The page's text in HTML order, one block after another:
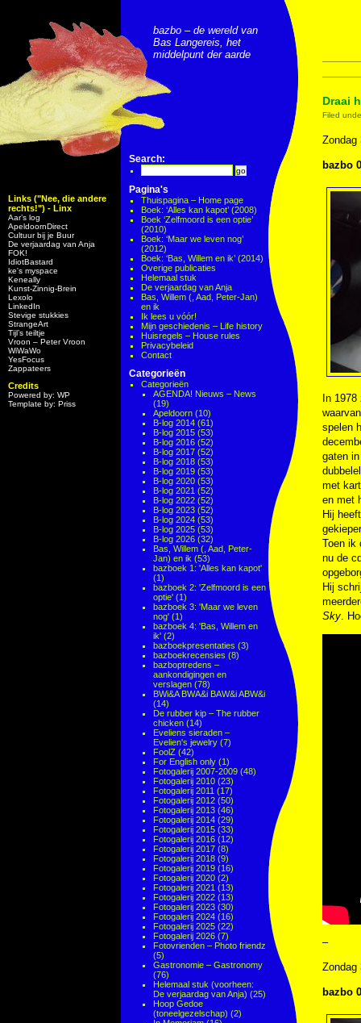
Links ("Nee, die andere
rechts!") - Linx
Aar’s log
ApeldoornDirect
Cultuur bij je Buur
De verjaardag van Anja
FOK!
IdiotBastard
ke's myspace
Keneally
Kunst-Zinnig-Brein
Lexolo
LinkedIn
Stevige stukkies
StrangeArt
Tijl’s teiltje
Vroon – Peter Vroon
WiWaWo
YesFocus
Zappateers
Credits
Powered by: WP
Template by: Priss
bazbo – de wereld van
Bas Langereis, het
middelpunt der aarde
Search:
Pagina's
Thuispagina – Home page
Boek: ‘Alles kan kapot’ (2008)
Boek ‘Zelfmoord is een optie’
(2010)
Boek: ‘Maar we leven nog’
(2012)
Boek: ‘Bas, Willem en ik’ (2014)
Overige publicaties
Helemaal stuk
De verjaardag van Anja
Bas, Willem (, Aad, Peter-Jan)
en ik
Ik lees u vóór!
Mijn geschiedenis – Life history
Huisregels – House rules
Privacybeleid
Contact
Categorieën
Categorieën
AGENDA! Nieuws – News
(19)
Apeldoorn (10)
B-log 2014 (61)
B-log 2015 (53)
B-log 2016 (52)
B-log 2017 (52)
B-log 2018 (53)
B-log 2019 (53)
B-log 2020 (53)
B-log 2021 (52)
B-log 2022 (52)
B-log 2023 (52)
B-log 2024 (53)
B-log 2025 (53)
B-log 2026 (32)
Bas, Willem (, Aad, Peter-
Jan) en ik (53)
bazboek 1: 'Alles kan kapot'
(1)
bazboek 2: 'Zelfmoord is een
optie' (1)
bazboek 3: 'Maar we leven
nog' (1)
bazboek 4: 'Bas, Willem en
ik' (2)
bazboekpresentaties (3)
bazboekrecensies (8)
bazboptredens –
aankondigingen en
verslagen (78)
BWi&A BWA&i BAW&i ABW&i
(14)
De rubber kip – The rubber
chicken (14)
Eveliens sieraden –
Evelien's jewelry (7)
FoolZ (42)
For English only (1)
Fotogalerij 2007-2009 (48)
Fotogalerij 2010 (23)
Fotogalerij 2011 (17)
Fotogalerij 2012 (50)
Fotogalerij 2013 (46)
Fotogalerij 2014 (29)
Fotogalerij 2015 (33)
Fotogalerij 2016 (12)
Fotogalerij 2017 (8)
Fotogalerij 2018 (9)
Fotogalerij 2019 (16)
Fotogalerij 2020 (2)
Fotogalerij 2021 (13)
Fotogalerij 2022 (13)
Fotogalerij 2023 (30)
Fotogalerij 2024 (16)
Fotogalerij 2025 (22)
Fotogalerij 2026 (7)
Fotovrienden – Photo friendz
(5)
Gastronomie – Gastronomy
(76)
Helemaal stuk (voorheen:
De verjaardag van Anja) (25)
Hoop Gedoe
(toneelgezelschap) (2)
Draai
Filed
Zondag
bazbo
In
spelen
gaten
met
en met
Hij
Toen ik
nu de
Hij
Sky.
–
Zondag
bazbo